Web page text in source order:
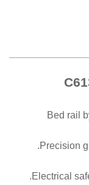
1.Bed